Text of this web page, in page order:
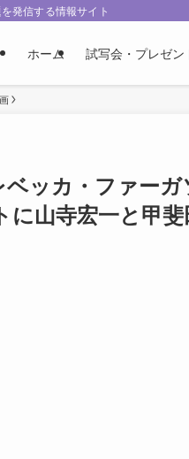
発信する情報サイト
ホーム 試写会・プレゼン
ッカ・ファー
に山寺宏一と甲